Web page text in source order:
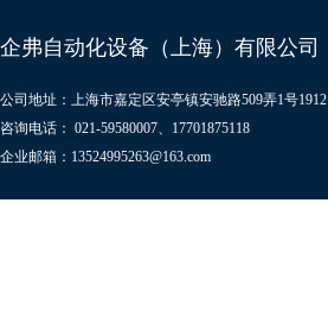
企弗自动化设备（上海）有限公司
公司地址：上海市嘉定区安亭镇安驰路509弄1号1912
咨询电话： 021-59580007、17701875118
企业邮箱：13524995263@163.com